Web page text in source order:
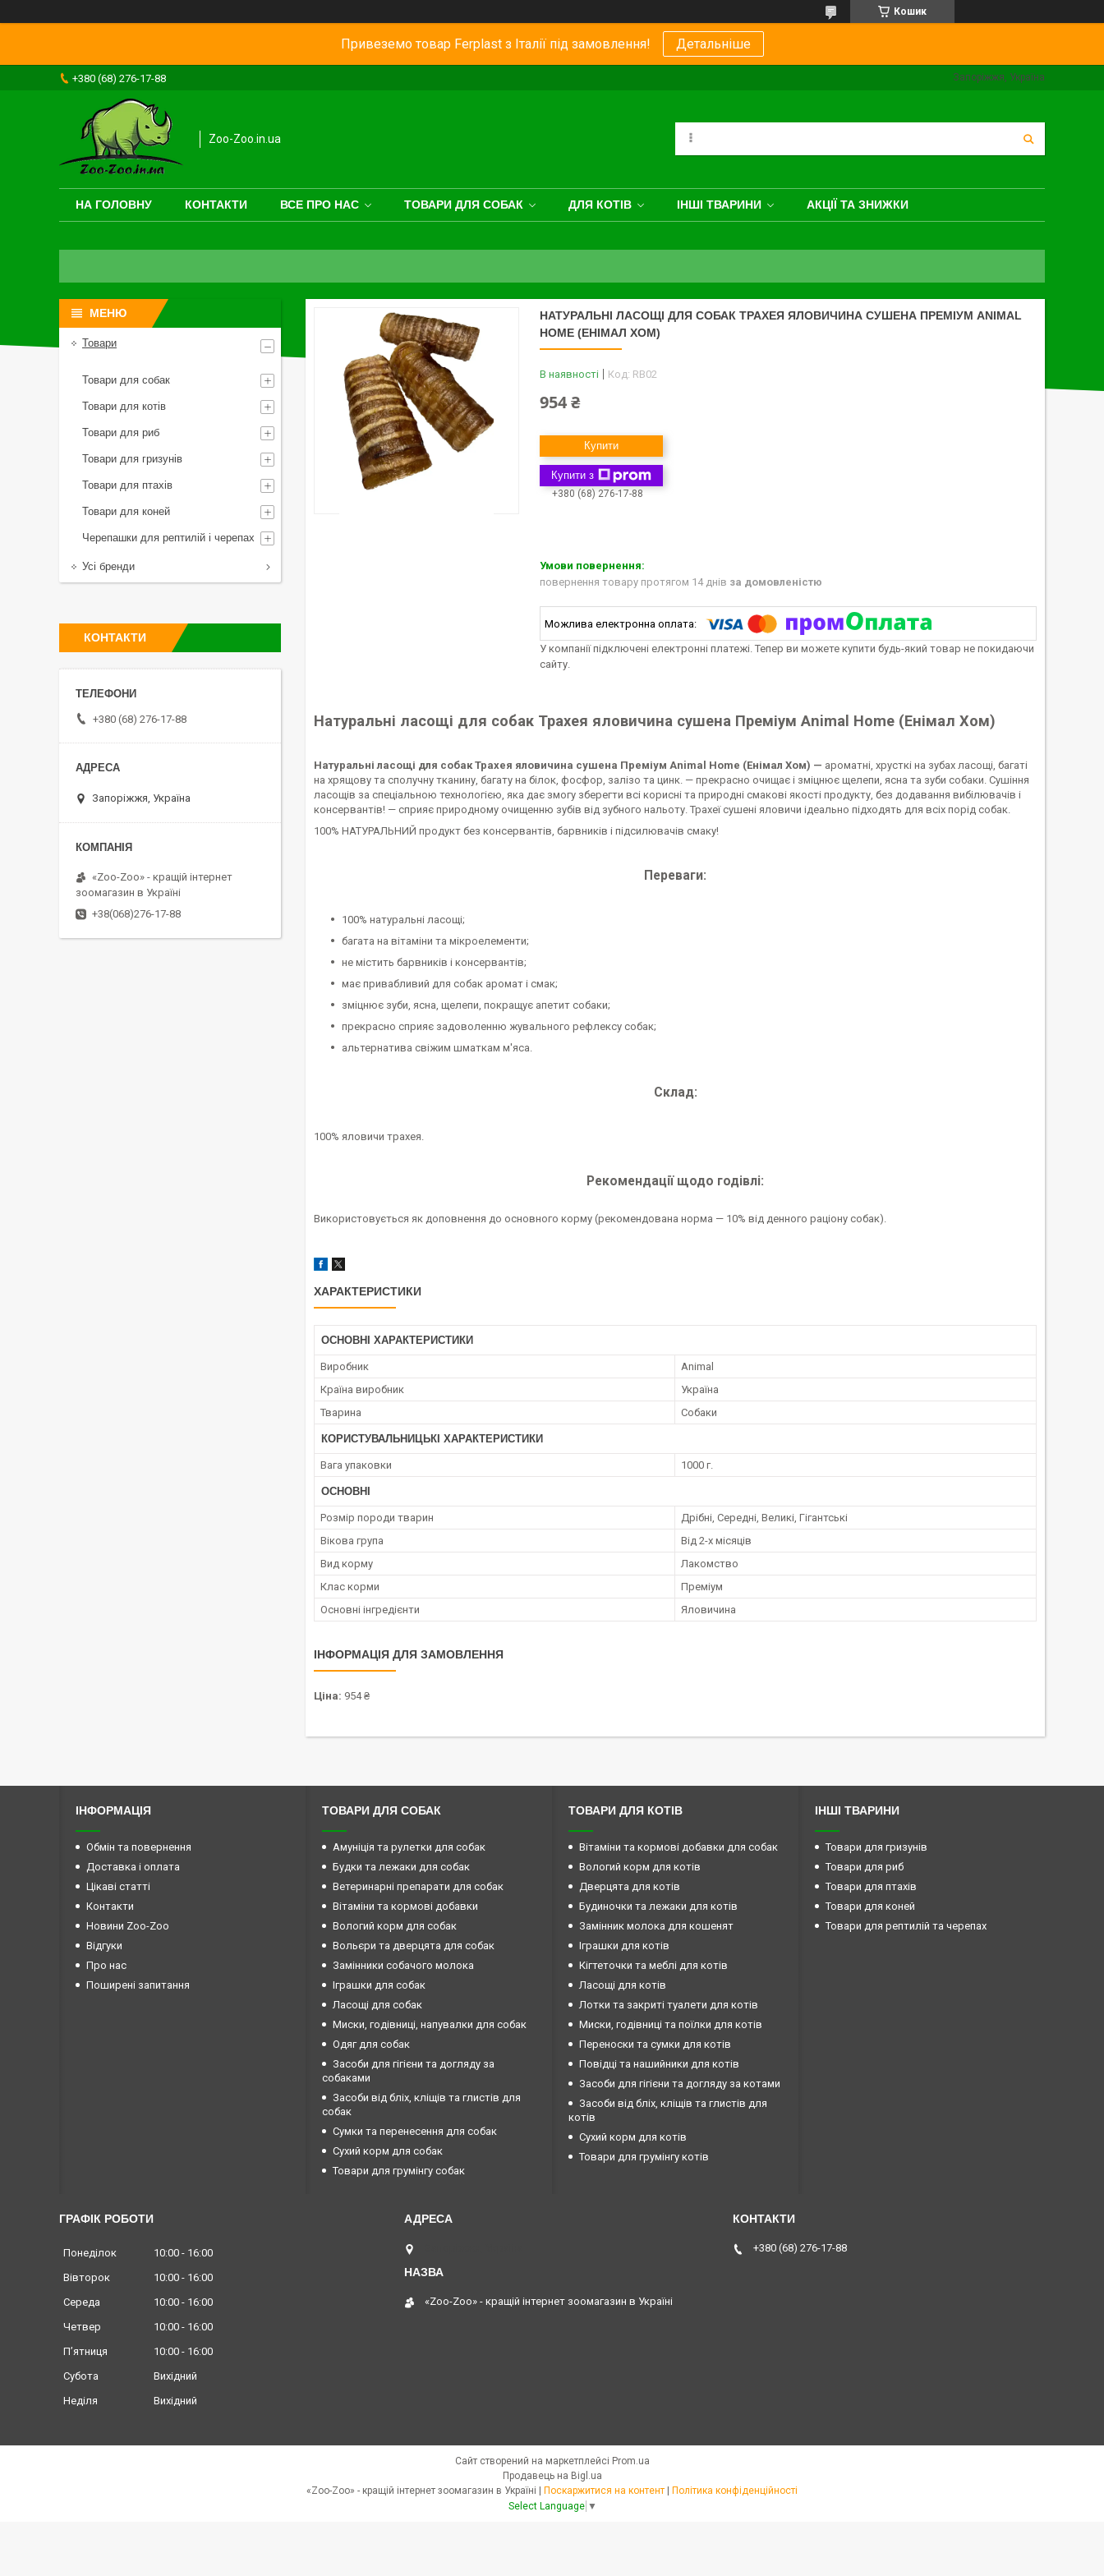
Кошик
Привеземо товар Ferplast з Італії під замовлення! Детальніше
+380 (68) 276-17-88 Запоріжжя, Україна
Zoo-Zoo.in.ua
НА ГОЛОВНУ КОНТАКТИ ВСЕ ПРО НАС ТОВАРИ ДЛЯ СОБАК ДЛЯ КОТІВ ІНШІ ТВАРИНИ АКЦІЇ ТА ЗНИЖКИ
НАТУРАЛЬНІ ЛАСОЩІ ДЛЯ СОБАК ТРАХЕЯ ЯЛОВИЧИНА СУШЕНА ПРЕМІУМ ANIMAL
HOME (ЕНІМАЛ ХОМ)
В наявності Код: RB02
954 ₴
Купити
Купити з
+380 (68) 276-17-88
повернення товару протягом 14 днів за домовленістю
У компанії підключені електронні платежі. Тепер ви можете купити будь-який товар не покидаючи
сайту.
Натуральні ласощі для собак Трахея яловичина сушена Преміум Animal Home (Енімал Хом)
Натуральні ласощі для собак Трахея яловичина сушена Преміум Animal Home (Енімал Хом) — ароматні, хрусткі на зубах ласощі, багаті
на хрящову та сполучну тканину, багату на білок, фосфор, залізо та цинк. — прекрасно очищає і зміцнює щелепи, ясна та зуби собаки. Сушіння
ласощів за спеціальною технологією, яка дає змогу зберегти всі корисні та природні смакові якості продукту, без додавання вибілювачів і
консервантів! — сприяє природному очищенню зубів від зубного нальоту. Трахеї сушені яловичи ідеально підходять для всіх порід собак.
100% НАТУРАЛЬНИЙ продукт без консервантів, барвників і підсилювачів смаку!
Переваги:
100% натуральні ласощі;
багата на вітаміни та мікроелементи;
не містить барвників і консервантів;
має привабливий для собак аромат і смак;
зміцнює зуби, ясна, щелепи, покращує апетит собаки;
прекрасно сприяє задоволенню жувального рефлексу собак;
альтернатива свіжим шматкам м'яса.
Склад:
100% яловичи трахея.
Рекомендації щодо годівлі:
Використовується як доповнення до основного корму (рекомендована норма — 10% від денного раціону собак).
ХАРАКТЕРИСТИКИ
ОСНОВНІ ХАРАКТЕРИСТИКИ
Виробник
Animal
Країна виробник
Україна
Тварина
Собаки
КОРИСТУВАЛЬНИЦЬКІ ХАРАКТЕРИСТИКИ
Вага упаковки 1000 г.
ОСНОВНІ
Розмір породи тварин
Дрібні, Середні, Великі, Гігантські
Вікова група
Від 2-х місяців
Вид корму
Лакомство
Клас корми
Преміум
Основні інгредієнти
Яловичина
ІНФОРМАЦІЯ ДЛЯ ЗАМОВЛЕННЯ
Ціна: 954 ₴
Товари
Товари для собак
Товари для котів
Товари для риб
Товари для гризунів
Товари для птахів
Товари для коней
Черепашки для рептилій і черепах
Усі бренди
КОНТАКТИ
+380 (68) 276-17-88
Запоріжжя, Україна
«Zoo-Zoo» - кращій інтернет
зоомагазин в Україні
+38(068)276-17-88
ІНФОРМАЦІЯ
Обмін та повернення
Доставка і оплата
Цікаві статті
Контакти
Новини Zoo-Zoo
Відгуки
Про нас
Поширені запитання
ТОВАРИ ДЛЯ СОБАК
Амуніція та рулетки для собак
Будки та лежаки для собак
Ветеринарні препарати для собак
Вітаміни та кормові добавки
Вологий корм для собак
Вольєри та дверцята для собак
Замінники собачого молока
Іграшки для собак
Ласощі для собак
Миски, годівниці, напувалки для собак
Одяг для собак
Засоби для гігієни та догляду за
собаками
Засоби від бліх, кліщів та глистів для
собак
Сумки та перенесення для собак
Сухий корм для собак
Товари для грумінгу собак
ТОВАРИ ДЛЯ КОТІВ
Вітаміни та кормові добавки для собак
Вологий корм для котів
Дверцята для котів
Будиночки та лежаки для котів
Замінник молока для кошенят
Іграшки для котів
Кігтеточки та меблі для котів
Ласощі для котів
Лотки та закриті туалети для котів
Миски, годівниці та поїлки для котів
Переноски та сумки для котів
Повідці та нашийники для котів
Засоби для гігієни та догляду за котами
Засоби від бліх, кліщів та глистів для
котів
Сухий корм для котів
Товари для грумінгу котів
ІНШІ ТВАРИНИ
Товари для гризунів
Товари для риб
Товари для птахів
Товари для коней
Товари для рептилій та черепах
ГРАФІК РОБОТИ
Понеділок 10:00
16:00
Вівторок
10:00
16:00
Середа
10:00
16:00
Четвер
10:00
16:00
Пʼятниця
10:00
16:00
Субота
Вихідний
Неділя
Вихідний
«Zoo-Zoo» - кращій інтернет зоомагазин в Україні
+380 (68) 276-17-88
Сайт створений на маркетплейсі Prom.ua
Продавець на Bigl.ua
Поскаржитися на контент
Політика конфіденційності
Select Language ▼